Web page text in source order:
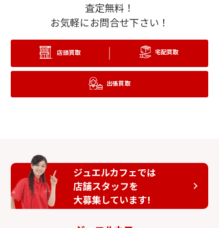
査定無料！
お気軽にお問合せ下さい！
店頭買取 宅配買取
出張買取
ジュエルカフェでは
店舗スタッフを
大募集しています!